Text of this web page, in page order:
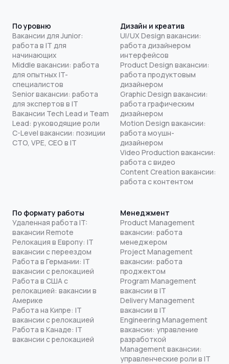
По уровню
Вакансии для Junior:
работа в IT для
начинающих
Middle вакансии: работа
для опытных IT-
специалистов
Senior вакансии: работа
для экспертов в IT
Вакансии Tech Lead и Team
Lead: руководящие роли
C-Level вакансии: позиции
CTO, VPE, CEO в IT
Дизайн и креатив
UI/UX Design вакансии:
работа дизайнером
интерфейсов
Product Design вакансии:
работа продуктовым
дизайнером
Graphic Design вакансии:
работа графическим
дизайнером
Motion Design вакансии:
работа моушн-
дизайнером
Video Production вакансии:
работа с видео
Content Creation вакансии:
работа с контентом
По формату работы
Удаленная работа IT:
вакансии Remote
Релокация в Европу: IT
вакансии с переездом
Работа в Германии: IT
вакансии с релокацией
Работа в США с
релокацией: вакансии в
Америке
Работа на Кипре: IT
вакансии с релокацией
Работа в Канаде: IT
вакансии с релокацией
Менеджмент
Product Management
вакансии: работа
менеджером
Project Management
вакансии: работа
проджектом
Program Management
вакансии в IT
Delivery Management
вакансии в IT
Engineering Management
вакансии: управление
разработкой
Management вакансии:
управленческие роли в IT